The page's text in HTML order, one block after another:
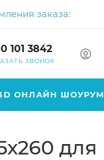
заказа:
101 3842
ЗВОНОК
ОНЛАЙН ШОУРУМ
для